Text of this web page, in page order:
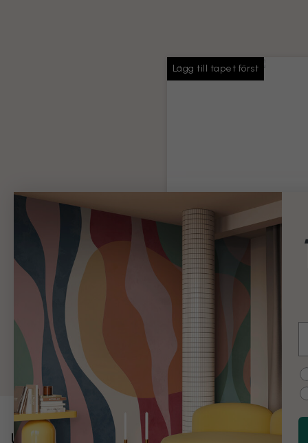
Lägg till tapet först
Tapetlim
Tillräckligt med lim för hela
beställning
Produktinformation
99 kr
Lägg till
Upptäck mer